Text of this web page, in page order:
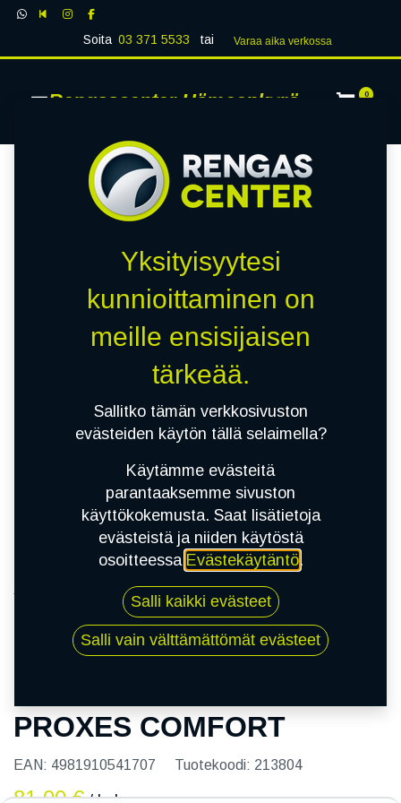
Soita 03 371 5533 tai Varaa aika verk​​​​ossa
Rengascenter Hämeenkyrö 0
195/50R15 82H TOYO PROXES COMFORT
PROXES COMFORT
EAN: 4981910541707 Tuotekoodi: 213804
81,00€
Yksityisyytesi
kunnioittaminen on
meille ensisijaisen
tärkeää.
Sallitko tämän verkkosivuston
evästeiden käytön tällä selaimella?
Käytämme evästeitä
parantaaksemme sivuston
käyttökokemusta. Saat lisätietoja
evästeistä ja niiden käytöstä
osoitteessa Evästekäytäntö.
Salli kaikki evästeet
Salli vain välttämättömät evästeet